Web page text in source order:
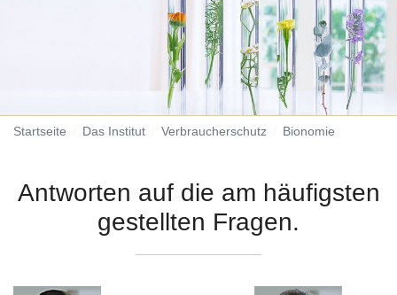
Startseite Das Institut Verbraucherschutz Bionomie
Antworten auf die am häufigsten
gestellten Fragen.